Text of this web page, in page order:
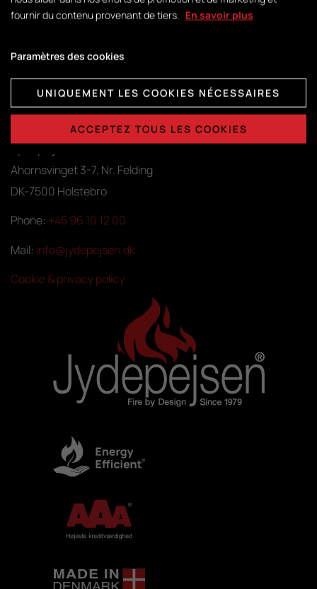
Notre équipe est en or – un grand merci à notre
Jydepejsen Denmark A/S
Ahornsvinget 3-7, Nr. Felding
DK-7500 Holstebro
Phone: +45 96 10 12 00
Mail: info@jydepejsen.dk
Cookie & privacy policy
fournir du contenu provenant de tiers. En savoir plus
Paramètres des cookies
UNIQUEMENT LES COOKIES NÉCESSAIRES
ACCEPTEZ TOUS LES COOKIES